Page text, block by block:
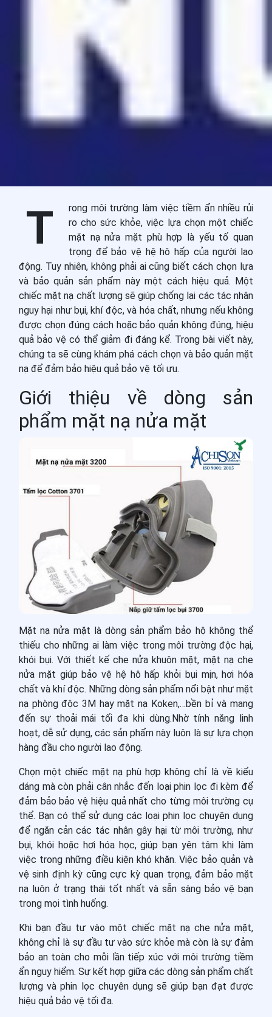
Trong môi trường làm việc tiềm ẩn nhiều rủi
ro cho sức khỏe, việc lựa chọn một chiếc
mặt nạ nửa mặt phù hợp là yếu tố quan
trọng để bảo vệ hệ hô hấp của người lao
động. Tuy nhiên, không phải ai cũng biết cách chọn lựa
và bảo quản sản phẩm này một cách hiệu quả. Một
chiếc mặt nạ chất lượng sẽ giúp chống lại các tác nhân
nguy hại như bụi, khí độc, và hóa chất, nhưng nếu không
được chọn đúng cách hoặc bảo quản không đúng, hiệu
quả bảo vệ có thể giảm đi đáng kể. Trong bài viết này,
chúng ta sẽ cùng khám phá cách chọn và bảo quản mặt
nạ để đảm bảo hiệu quả bảo vệ tối ưu.
Giới thiệu về dòng sản
phẩm mặt nạ nửa mặt
Mặt nạ nửa mặt là dòng sản phẩm bảo hộ không thể
thiếu cho những ai làm việc trong môi trường độc hại,
khói bụi. Với thiết kế che nửa khuôn mặt, mặt nạ che
nửa mặt giúp bảo vệ hệ hô hấp khỏi bụi mịn, hơi hóa
chất và khí độc. Những dòng sản phẩm nổi bật như mặt
nạ phòng độc 3M hay mặt nạ Koken,…bền bỉ và mang
đến sự thoải mái tối đa khi dùng.Nhờ tính năng linh
hoạt, dễ sử dụng, các sản phẩm này luôn là sự lựa chọn
hàng đầu cho người lao động.
Chọn một chiếc mặt nạ phù hợp không chỉ là về kiểu
dáng mà còn phải cân nhắc đến loại phin lọc đi kèm để
đảm bảo bảo vệ hiệu quả nhất cho từng môi trường cụ
thể. Bạn có thể sử dụng các loại phin lọc chuyên dụng
để ngăn cản các tác nhân gây hại từ môi trường, như
bụi, khói hoặc hơi hóa học, giúp bạn yên tâm khi làm
việc trong những điều kiện khó khăn. Việc bảo quản và
vệ sinh định kỳ cũng cực kỳ quan trọng, đảm bảo mặt
nạ luôn ở trạng thái tốt nhất và sẵn sàng bảo vệ bạn
trong mọi tình huống.
Khi bạn đầu tư vào một chiếc mặt nạ che nửa mặt,
không chỉ là sự đầu tư vào sức khỏe mà còn là sự đảm
bảo an toàn cho mỗi lần tiếp xúc với môi trường tiềm
ẩn nguy hiểm. Sự kết hợp giữa các dòng sản phẩm chất
lượng và phin lọc chuyên dụng sẽ giúp bạn đạt được
hiệu quả bảo vệ tối đa.